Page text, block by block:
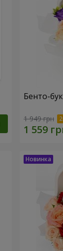
Бенто-
1 949 грн